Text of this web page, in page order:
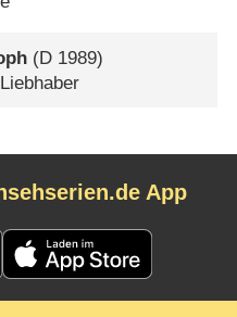
(D 1989)
App